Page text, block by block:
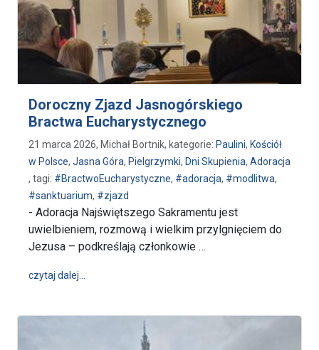
Doroczny Zjazd Jasnogórskiego
Bractwa Eucharystycznego
21 marca 2026, Michał Bortnik, kategorie: Paulini, Kościół
w Polsce, Jasna Góra, Pielgrzymki, Dni Skupienia, Adoracja
, tagi: #BractwoEucharystyczne, #adoracja, #modlitwa,
#sanktuarium, #zjazd
- Adoracja Najświętszego Sakramentu jest
uwielbieniem, rozmową i wielkim przylgnięciem do
Jezusa – podkreślają członkowie …
czytaj dalej…